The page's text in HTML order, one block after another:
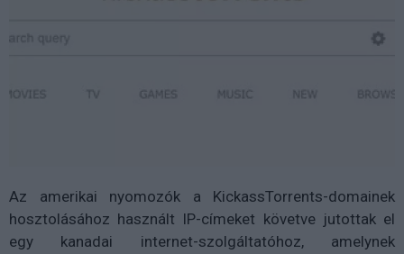
Az amerikai nyomozók a KickassTorrents-domainek
hosztolásához használt IP-címeket követve jutottak el
egy kanadai internet-szolgáltatóhoz, amelynek